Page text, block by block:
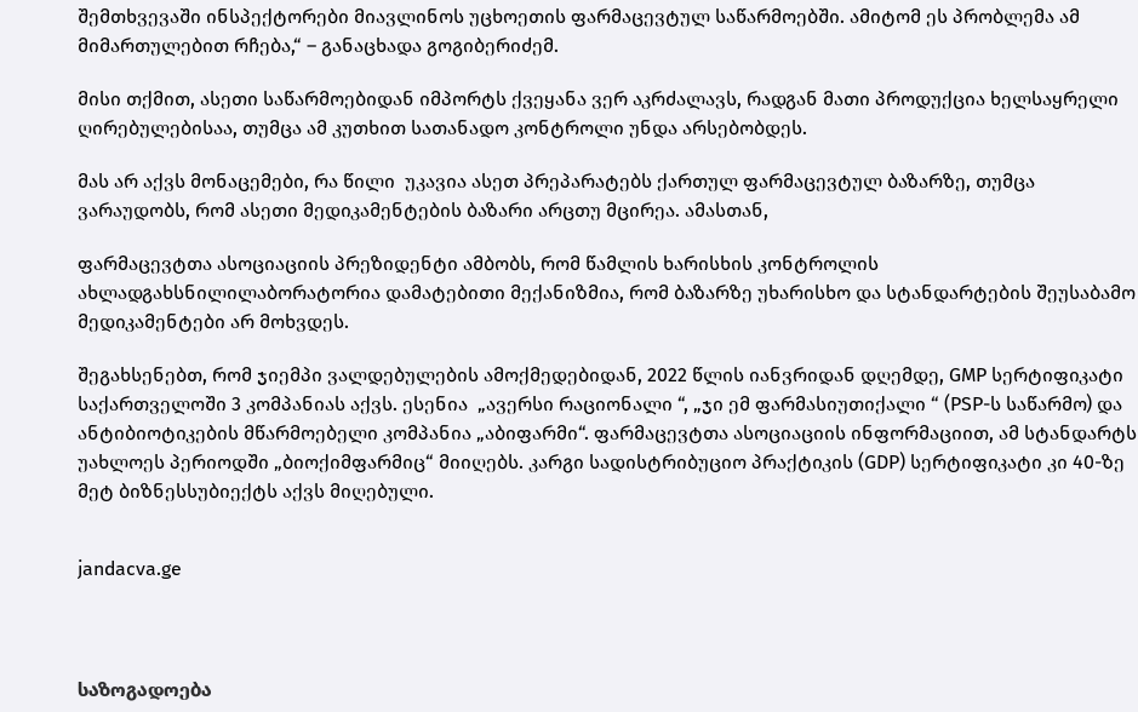
შემთხვევაში ინსპექტორები მიავლინოს უცხოეთის ფარმაცევტულ საწარმოებში. ამიტომ ეს პრობლემა ამ
მიმართულებით რჩება,“ – განაცხადა გოგიბერიძემ.
მისი თქმით, ასეთი საწარმოებიდან იმპორტს ქვეყანა ვერ აკრძალავს, რადგან მათი პროდუქცია ხელსაყრელი
ღირებულებისაა, თუმცა ამ კუთხით სათანადო კონტროლი უნდა არსებობდეს.
მას არ აქვს მონაცემები, რა წილი უკავია ასეთ პრეპარატებს ქართულ ფარმაცევტულ ბაზარზე, თუმცა
ვარაუდობს, რომ ასეთი მედიკამენტების ბაზარი არცთუ მცირეა. ამასთან,
ფარმაცევტთა ასოციაციის პრეზიდენტი ამბობს, რომ წამლის ხარისხის კონტროლის
ახლადგახსნილილაბორატორია დამატებითი მექანიზმია, რომ ბაზარზე უხარისხო და სტანდარტების შეუსაბამო
მედიკამენტები არ მოხვდეს.
შეგახსენებთ, რომ ჯიემპი ვალდებულების ამოქმედებიდან, 2022 წლის იანვრიდან დღემდე, GMP სერტიფიკატი
საქართველოში 3 კომპანიას აქვს. ესენია „ავერსი რაციონალი “, „ჯი ემ ფარმასიუთიქალი “ (PSP-ს საწარმო) და
ანტიბიოტიკების მწარმოებელი კომპანია „აბიფარმი“. ფარმაცევტთა ასოციაციის ინფორმაციით, ამ სტანდარტს
უახლოეს პერიოდში „ბიოქიმფარმიც“ მიიღებს. კარგი სადისტრიბუციო პრაქტიკის (GDP) სერტიფიკატი კი 40-ზე
მეტ ბიზნესსუბიექტს აქვს მიღებული.
jandacva.ge
საზოგადოება